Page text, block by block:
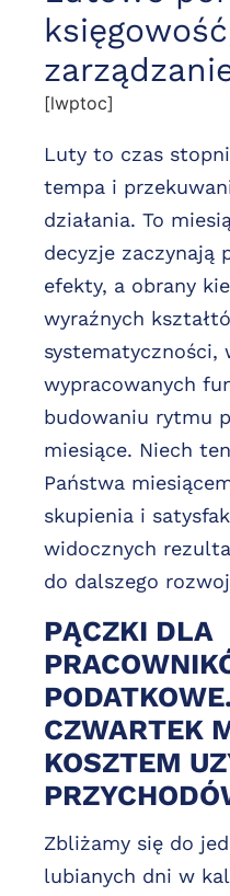
[lwptoc]
Luty to czas
tempa i
działania. To
decyzje zaczynają
efekty, a obrany
wyraźnych
systematyczności,
wypracowanych
budowaniu rytmu
miesiące. Niech
Państwa
skupienia i
widocznych
do dalszego
PĄCZKI DLA
CZWARTEK
KOSZTEM
Zbliżamy się do
lubianych dni w